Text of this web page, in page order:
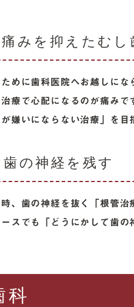
みを抑えたむし
めに歯科医院へお越しに
療で心配になるのが痛み
嫌いにならない治療」を目
の神経を残す
、歯の神経を抜く「根管
スでも「どうにかして歯
科